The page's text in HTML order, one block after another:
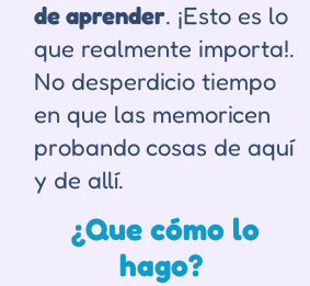
de aprender. ¡Esto es lo
que realmente importa!.
No desperdicio tiempo
en que las memoricen
probando cosas de aquí
y de allí.
¿Que cómo lo
hago?